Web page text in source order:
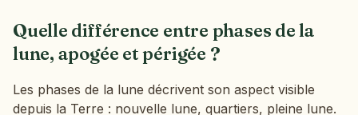
Quelle différence entre phases de la
lune, apogée et périgée ?
Les phases de la lune décrivent son aspect visible
depuis la Terre : nouvelle lune, quartiers, pleine lune.